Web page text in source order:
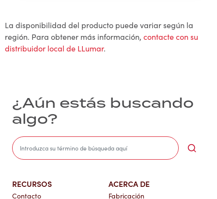
La disponibilidad del producto puede variar según la
región. Para obtener más información, contacte con su
distribuidor local de LLumar.
¿Aún estás buscando
algo?
RECURSOS
Contacto
ACERCA DE
Fabricación